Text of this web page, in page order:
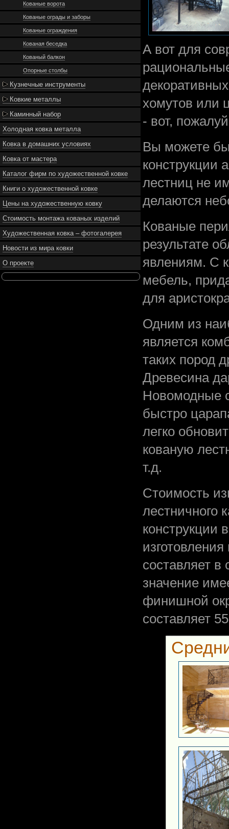
Кованые ворота
Кованые ограды и заборы
Кованые ограждения
Кованая беседка
Кованый балкон
Опорные столбы
Кузнечные инструменты
Ковкие металлы
Каминный набор
Холодная ковка металла
Ковка в домашних условиях
Ковка от мастера
Каталог фирм по художественной ковке
Книги о художественной ковке
Цены на художественную ковку
Стоимость монтажа кованых изделий
Художественная ковка – фотогалерея
Новости из мира ковки
О проекте
А вот для
хомутов или
- вот,
Вы можете
конструкции
лестниц не
делаются
Кованые
результате
явлениям. С
мебель,
для
Одним из
является
таких пород
Древесина
Новомодные
быстро
легко
кованую
т.д.
Стоимость
лестничного
конструкции
составляет
значение
финишной
составляет